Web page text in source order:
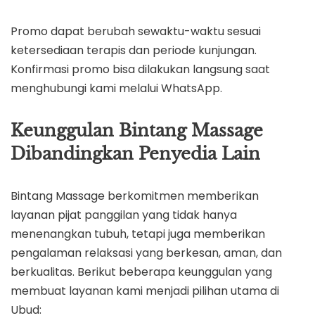
Promo dapat berubah sewaktu-waktu sesuai
ketersediaan terapis dan periode kunjungan.
Konfirmasi promo bisa dilakukan langsung saat
menghubungi kami melalui WhatsApp.
Keunggulan Bintang Massage
Dibandingkan Penyedia Lain
Bintang Massage berkomitmen memberikan
layanan pijat panggilan yang tidak hanya
menenangkan tubuh, tetapi juga memberikan
pengalaman relaksasi yang berkesan, aman, dan
berkualitas. Berikut beberapa keunggulan yang
membuat layanan kami menjadi pilihan utama di
Ubud: